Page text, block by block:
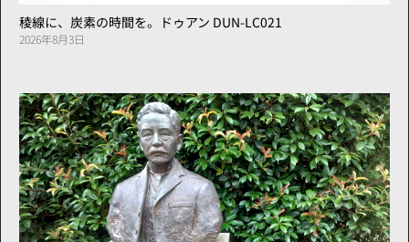
稜線に、炭素の時間を。ドゥアン DUN-LC021
2026年8月3日